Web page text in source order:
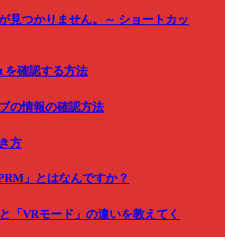
見つかりません。～ ショートカッ
を確認する方法
の情報の確認方法
方
」とはなんですか？
「VRモード」の違いを教えてく